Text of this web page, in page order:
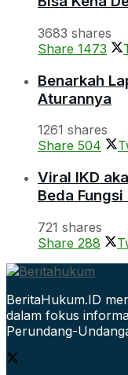
3683 shares
Share 1473
Benarkah
Aturannya
1261 shares
Share 504
Viral IKD
Beda
721 shares
Share 288
BeritaHukum.ID
dalam fokus
Perundang-